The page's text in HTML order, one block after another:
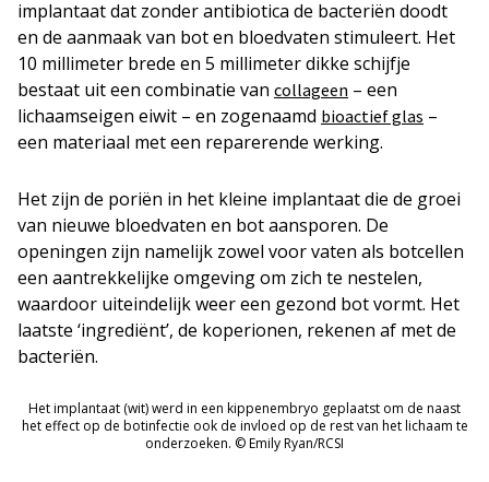
implantaat dat zonder antibiotica de bacteriën doodt
en de aanmaak van bot en bloedvaten stimuleert. Het
10 millimeter brede en 5 millimeter dikke schijfje
bestaat uit een combinatie van collageen – een
lichaamseigen eiwit – en zogenaamd bioactief glas –
een materiaal met een reparerende werking.
Het zijn de poriën in het kleine implantaat die de groei
van nieuwe bloedvaten en bot aansporen. De
openingen zijn namelijk zowel voor vaten als botcellen
een aantrekkelijke omgeving om zich te nestelen,
waardoor uiteindelijk weer een gezond bot vormt. Het
laatste ‘ingrediënt’, de koperionen, rekenen af met de
bacteriën.
Het implantaat (wit) werd in een kippenembryo geplaatst om de naast
het effect op de botinfectie ook de invloed op de rest van het lichaam te
onderzoeken. © Emily Ryan/RCSI